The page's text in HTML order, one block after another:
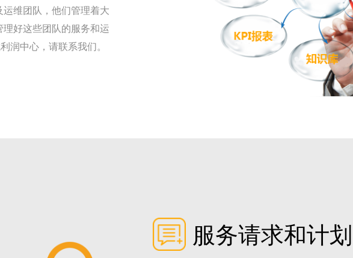
维团队，他们管理着大
好这些团队的服务和运
润中心，请联系我们。
服务请求和计划